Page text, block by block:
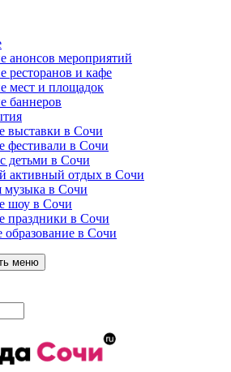
анонсов мероприятий
ресторанов и кафе
мест и площадок
баннеров
выставки в Сочи
фестивали в Сочи
детьми в Сочи
активный отдых в Сочи
музыка в Сочи
шоу в Сочи
праздники в Сочи
образование в Сочи
меню